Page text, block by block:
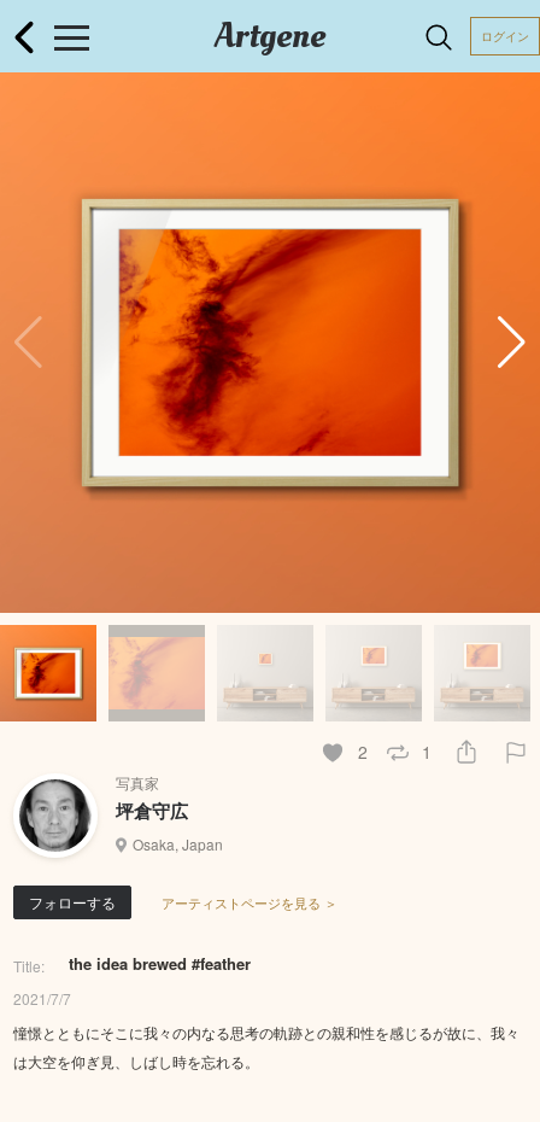
Artgene ログイン
2 1
写真家
坪倉守広
Osaka, Japan
フォローする アーティストページを見る ＞
Title: the idea brewed #feather
2021/7/7
憧憬とともにそこに我々の内なる思考の軌跡との親和性を感じるが故に、我々
は大空を仰ぎ見、しばし時を忘れる。